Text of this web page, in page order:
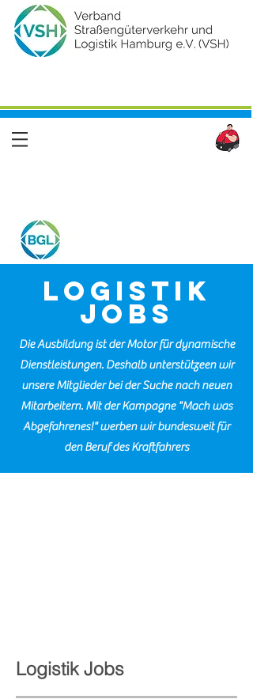
Logistik
Jobs
Die Ausbildung ist der Motor für dynamische
Dienstleistungen. Deshalb unterstützeen wir
unsere Mitglieder bei der Suche nach neuen
Mitarbeitern. Mit der Kampagne "Mach was
Abgefahrenes!" werben wir bundesweit für
den Beruf des Kraftfahrers
Logistik Jobs